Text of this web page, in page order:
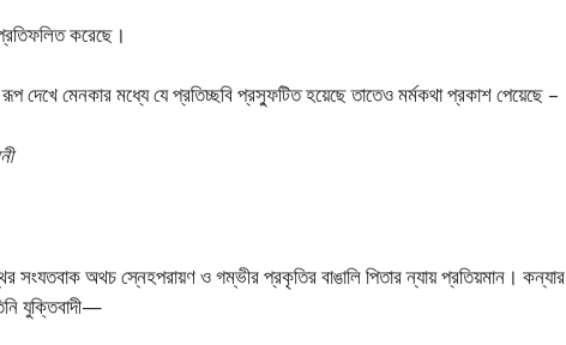
করেছে।
রূপ দেখে মেনকার মধ্যে যে প্রতিচ্ছবি প্রস্ফুটিত হয়েছে তাতেও মর্মকথা প্রকাশ পেয়েছে –
সংযতবাক অথচ স্নেহপরায়ণ ও গম্ভীর প্রকৃতির বাঙালি পিতার ন্যায় প্রতিয়মান। কন্যার
যুক্তিবাদী—